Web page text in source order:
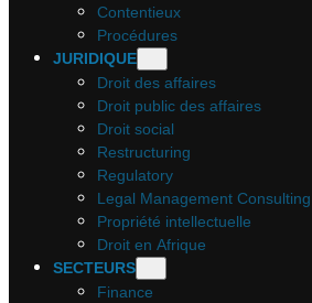
Contentieux
Procédures
JURIDIQUE
Droit des affaires
Droit public des affaires
Droit social
Restructuring
Regulatory
Legal Management Consulting
Propriété intellectuelle
Droit en Afrique
SECTEURS
Finance